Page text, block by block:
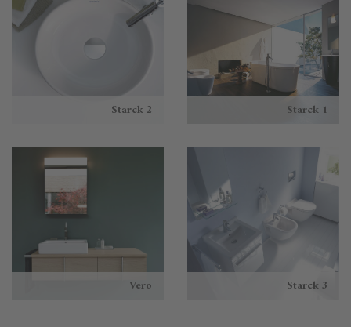
Starck 1
Starck 2
Starck 3
Vero